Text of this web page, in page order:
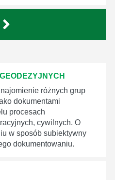
różnych grup
dokumentami
procesach
cywilnych. O
w sposób subiektywny
dokumentowaniu.